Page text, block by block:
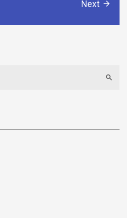
Next
zahtjev za dostavu ponuda